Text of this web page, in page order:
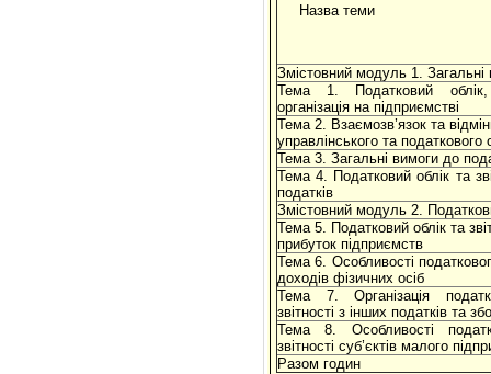
Назва теми
Змістовний модуль 1. Загальні
Тема 1. Податковий
організація на підприємстві
Тема 2. Взаємозв’язок та
управлінського та податкового
Тема 3. Загальні вимоги до
Тема 4. Податковий облік та
податків
Змістовний модуль 2.
Тема 5. Податковий облік та
прибуток підприємств
Тема 6. Особливості
доходів фізичних осіб
Тема 7. Організація
звітності з інших податків та
Тема 8. Особливості
звітності суб’єктів малого
Разом годин